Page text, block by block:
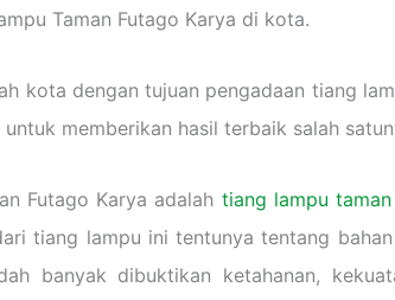
Taman Futago Karya di kota.
kota dengan tujuan pengadaan tiang
memberikan hasil terbaik salah
Futago Karya adalah tiang lampu taman
tiang lampu ini tentunya tentang
banyak dibuktikan ketahanan,